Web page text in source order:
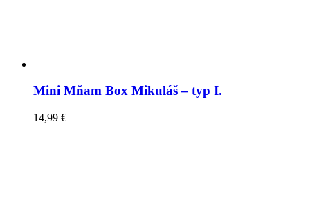
Mini Mňam Box Mikuláš – typ I.
14,99 €